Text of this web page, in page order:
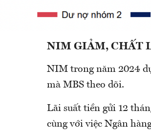
NIM GIẢM, CHẤT
NIM trong năm 2024
mà MBS theo dõi.
Lãi suất tiền gửi 12
cùng với việc Ngân